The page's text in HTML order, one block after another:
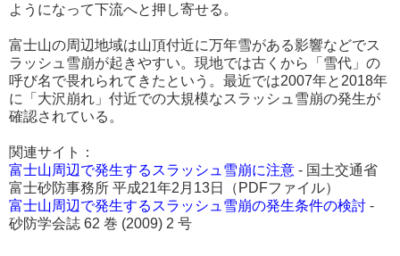
ようになって下流へと押し寄せる。
富士山の周辺地域は山頂付近に万年雪がある影響などでス
ラッシュ雪崩が起きやすい。現地では古くから「雪代」の
呼び名で畏れられてきたという。最近では2007年と2018年
に「大沢崩れ」付近での大規模なスラッシュ雪崩の発生が
確認されている。
関連サイト：
富士山周辺で発生するスラッシュ雪崩に注意 - 国土交通省
富士砂防事務所 平成21年2月13日（PDFファイル）
富士山周辺で発生するスラッシュ雪崩の発生条件の検討 -
砂防学会誌 62 巻 (2009) 2 号